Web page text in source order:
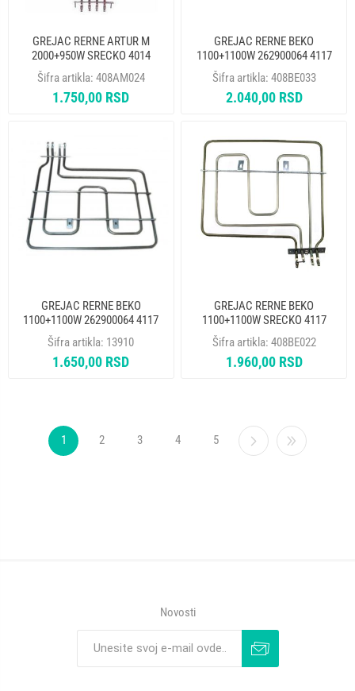
GREJAC RERNE ARTUR M
2000+950W SRECKO 4014
Šifra artikla: 408AM024
1.750,00 RSD
GREJAC RERNE BEKO
1100+1100W 262900064 4117
ORIGINAL ALT. 13910
Šifra artikla: 408BE033
2.040,00 RSD
GREJAC RERNE BEKO
1100+1100W 262900064 4117
SAHTERM ALT. 408BE033
Šifra artikla: 13910
1.650,00 RSD
GREJAC RERNE BEKO
1100+1100W SRECKO 4117
Šifra artikla: 408BE022
1.960,00 RSD
1 2 3 4 5
Novosti